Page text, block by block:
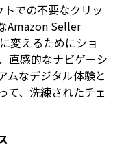
での不要なクリッ
Amazon Seller
変えるためにショ
直感的なナビゲーシ
ムなデジタル体験と
て、洗練されたチェ